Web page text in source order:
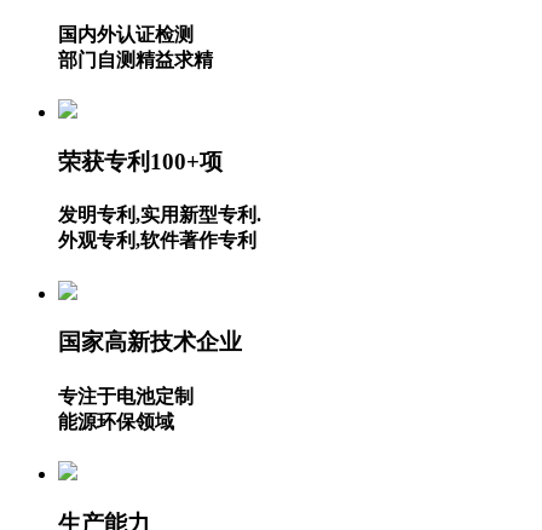
国内外认证检测
部门自测精益求精
荣获专利100+项
发明专利,实用新型专利.
外观专利,软件著作专利
国家高新技术企业
专注于电池定制
能源环保领域
生产能力